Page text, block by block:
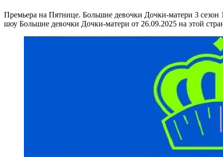
Премьера на Пятнице. Большие девочки Дочки-матери 3 сезон
шоу Большие девочки Дочки-матери от 26.09.2025 на этой